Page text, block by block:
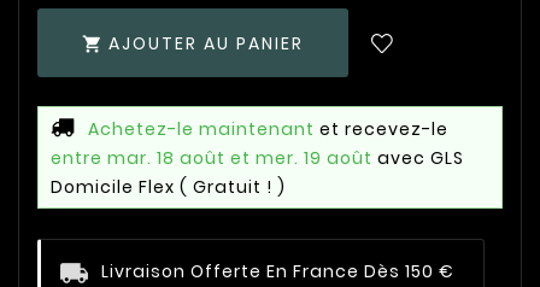
 AJOUTER AU PANIER
Achetez-le maintenant et recevez-le
entre mar. 18 août et mer. 19 août avec GLS
Domicile Flex ( Gratuit ! )
Livraison Offerte En France Dès 150 €